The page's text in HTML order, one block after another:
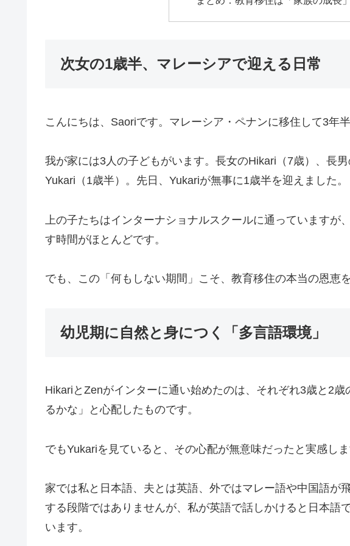
次女の1歳半、マレーシアで迎える日常
こんにちは、Saoriです。マレーシア・ペナンに移住して3年半
我が家には3人の子どもがいます。長女のHikari（7歳）、長
Yukari（1歳半）。先日、Yukariが無事に1歳半を迎えました。
上の子たちはインターナショナルスクールに通っていますが
す時間がほとんどです。
でも、この「何もしない期間」こそ、教育移住の本当の恩恵
幼児期に自然と身につく「多言語環境」
HikariとZenがインターに通い始めたのは、それぞれ3歳と2
るかな」と心配したものです。
でもYukariを見ていると、その心配が無意味だったと実感しま
家では私と日本語、夫とは英語、外ではマレー語や中国語が
する段階ではありませんが、私が英語で話しかけると日本語
います。